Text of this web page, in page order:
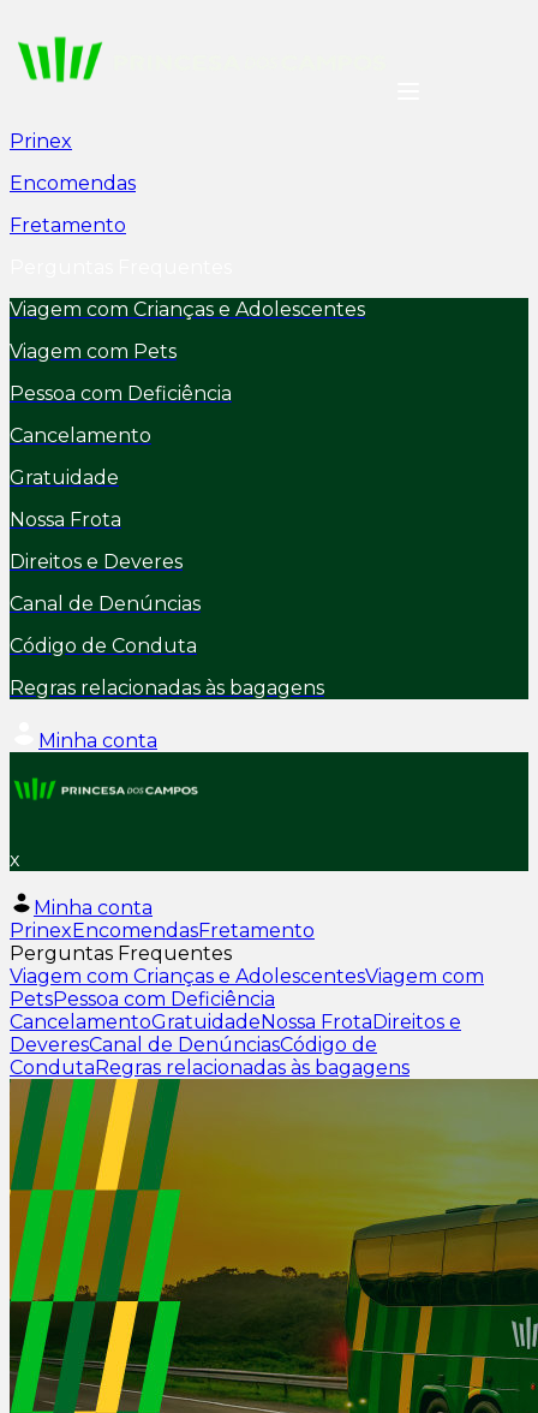
Prinex
Encomendas
Fretamento
Viagem com Crianças e Adolescentes
Viagem com Pets
Pessoa com Deficiência
Cancelamento
Gratuidade
Nossa Frota
Direitos e Deveres
Canal de Denúncias
Código de Conduta
Regras relacionadas às bagagens
Minha conta
x
Minha conta
PrinexEncomendasFretamento
Perguntas Frequentes
Viagem com Crianças e AdolescentesViagem com
PetsPessoa com Deficiência
CancelamentoGratuidadeNossa FrotaDireitos e
DeveresCanal de DenúnciasCódigo de
CondutaRegras relacionadas às bagagens